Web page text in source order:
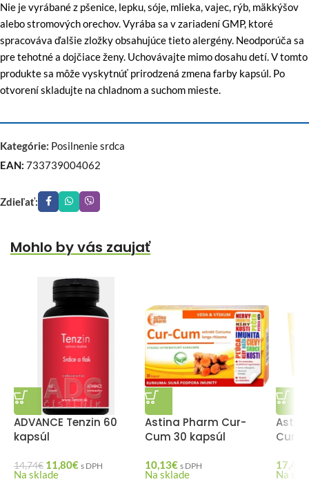
Nie je vyrábané z pšenice, lepku, sóje, mlieka, vajec, rýb, mäkkýšov
alebo stromových orechov. Vyrába sa v zariadení GMP, ktoré
spracováva ďalšie zložky obsahujúce tieto alergény. Neodporúča sa
pre tehotné a dojčiace ženy. Uchovávajte mimo dosahu detí. V tomto
produkte sa môže vyskytnúť prirodzená zmena farby kapsúl. Po
otvorení skladujte na chladnom a suchom mieste.
Kategórie: Posilnenie srdca
EAN: 733739004062
Zdieľať:
Mohlo by vás zaujať
ADVANCE Tenzin 60
kapsúl
14,74€ 11,80€ s DPH
Na sklade
Astina Pharm Cur-
Cum 30 kapsúl
10,13€ s DPH
Na sklade
Cum
17,40
Na